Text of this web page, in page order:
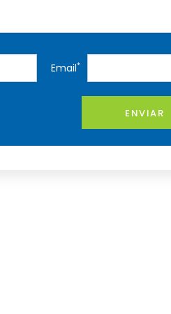
Email*
ENVIAR